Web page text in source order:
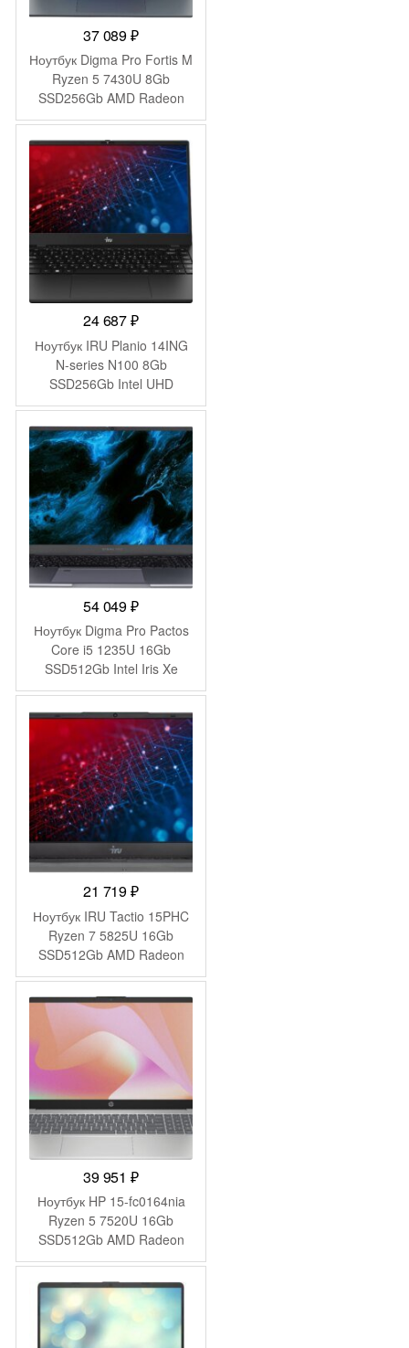
37 089₽
Ноутбук Digma Pro Fortis M
Ryzen 5 7430U 8Gb
SSD256Gb AMD Radeon
Graphics 15.6″ IPS FHD
(1920×1080) Windows 11
Pro grey WiFi BT Cam
4250mAh (DN15R5-
8CXW04)
24 687₽
Ноутбук IRU Planio 14ING
N-series N100 8Gb
SSD256Gb Intel UHD
Graphics 14″ IPS FHD
(1920×1080) FreeDOS
black WiFi BT Cam
6000mAh (2058902)
54 049₽
Ноутбук Digma Pro Pactos
Core i5 1235U 16Gb
SSD512Gb Intel Iris Xe
graphics 16″ IPS WUXGA
(1920×1200) Windows 11
Pro dk.grey WiFi BT Cam
5500mAh (DN16P5-
ADXW01)
21 719₽
Ноутбук IRU Tactio 15PHC
Ryzen 7 5825U 16Gb
SSD512Gb AMD Radeon
Graphics 15.6″ IPS FHD
(1920×1080) Windows 11
Pro Multi Language black
WiFi BT Cam 4350mAh
(2046017)
39 951₽
Ноутбук HP 15-fc0164nia
Ryzen 5 7520U 16Gb
SSD512Gb AMD Radeon
610M 15.6″ IPS FHD
(1920×1080) FreeDOS
silver WiFi BT Cam
(BA5K8EA)